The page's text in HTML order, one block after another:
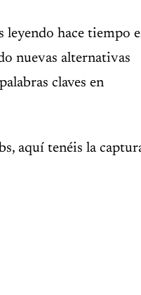
leyendo hace tiempo
nuevas alternativas
claves en
aquí tenéis la